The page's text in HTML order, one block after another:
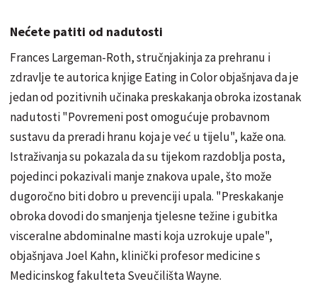
Nećete patiti od nadutosti
Frances Largeman-Roth, stručnjakinja za prehranu i
zdravlje te autorica knjige Eating in Color objašnjava da je
jedan od pozitivnih učinaka preskakanja obroka izostanak
nadutosti "Povremeni post omogućuje probavnom
sustavu da preradi hranu koja je već u tijelu", kaže ona.
Istraživanja su pokazala da su tijekom razdoblja posta,
pojedinci pokazivali manje znakova upale, što može
dugoročno biti dobro u prevenciji upala. "Preskakanje
obroka dovodi do smanjenja tjelesne težine i gubitka
visceralne abdominalne masti koja uzrokuje upale",
objašnjava Joel Kahn, klinički profesor medicine s
Medicinskog fakulteta Sveučilišta Wayne.